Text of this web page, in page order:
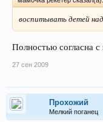
воспитывать детей
Полностью согласна
27 сен 2009
Прохожий
Мелкий поганец